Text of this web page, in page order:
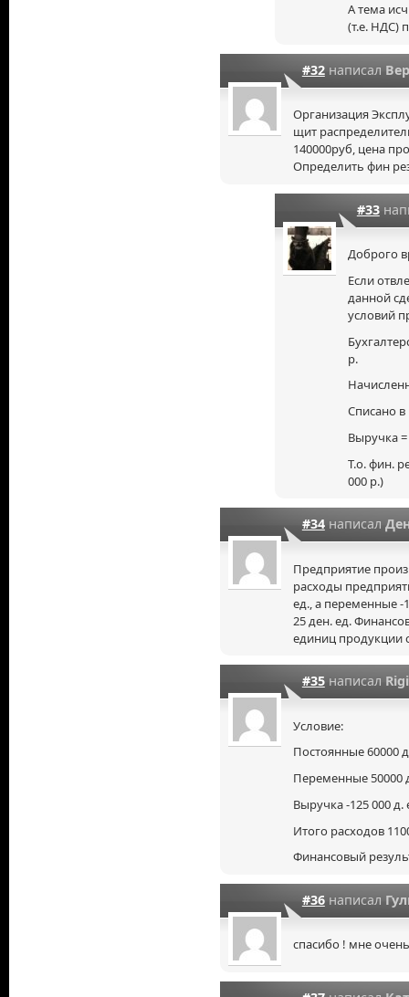
А тема
(т.е. НДС)
#32написал
Организация
щит
140000руб, цена
Определить фин
#33
Доброго
Если
данной
условий
р.
Списано в
Выручка =
Т.о. фин.
000 р.)
#34написал
Предприятие
расходы
ед., а переменные
25 ден. ед.
единиц продукции
#35написал
Условие:
Постоянные 60000
Переменные 50000
Выручка -125 000 д.
Итого расходов
Финансовый
#36написал
спасибо ! мне